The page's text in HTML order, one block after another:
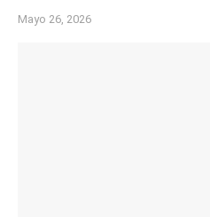
Mayo 26, 2026